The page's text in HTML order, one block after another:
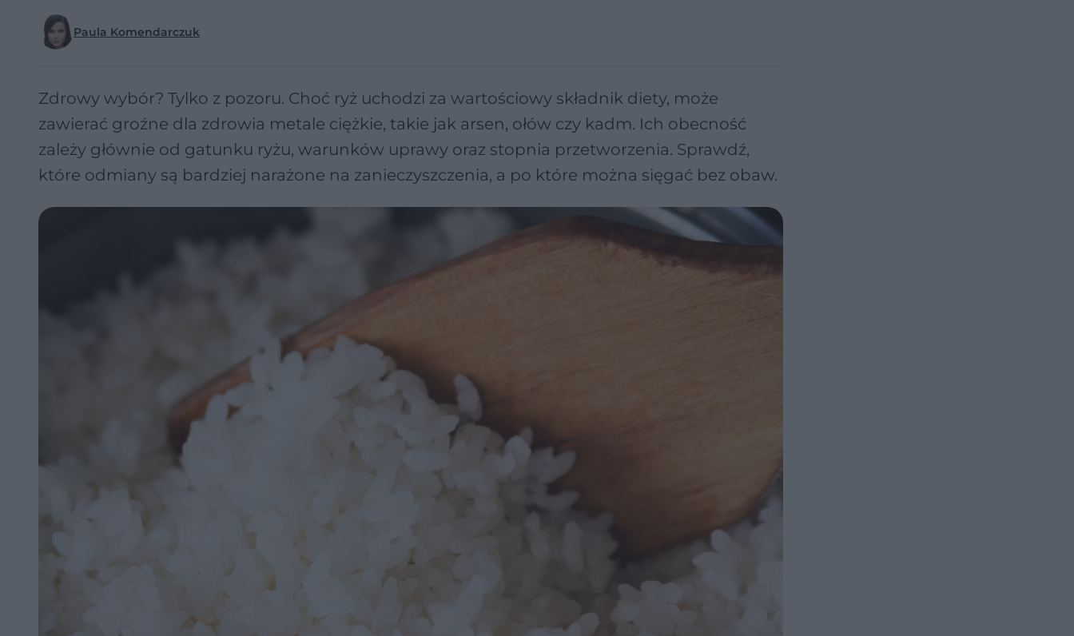
Paula Komendarczuk
Zdrowy wybór? Tylko z pozoru. Choć ryż uchodzi za wartościowy składnik diety, może
zawierać groźne dla zdrowia metale ciężkie, takie jak arsen, ołów czy kadm. Ich obecność
zależy głównie od gatunku ryżu, warunków uprawy oraz stopnia przetworzenia. Sprawdź,
które odmiany są bardziej narażone na zanieczyszczenia, a po które można sięgać bez obaw.